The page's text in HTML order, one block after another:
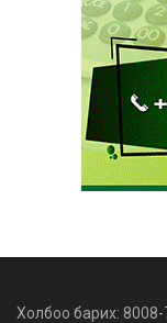
Холбоо барих: 8008-